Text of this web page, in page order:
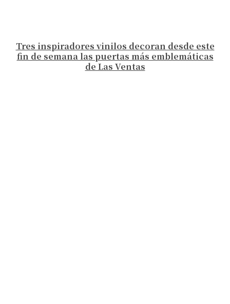
Tres inspiradores vinilos decoran desde este
fin de semana las puertas más emblemáticas
de Las Ventas